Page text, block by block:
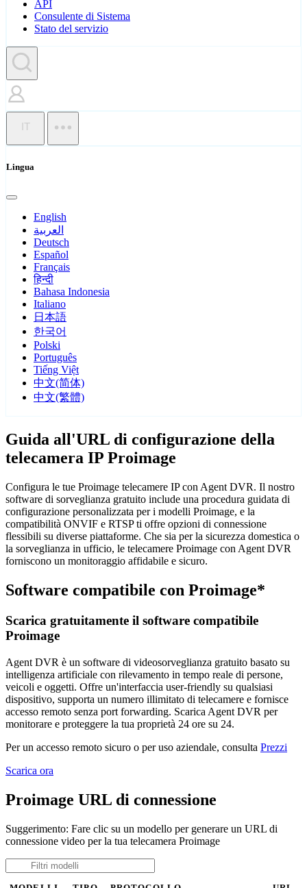
API
Consulente di Sistema
Stato del servizio
IT
Lingua
English
العربية
Deutsch
Español
Français
हिन्दी
Bahasa Indonesia
Italiano
日本語
한국어
Polski
Português
Tiếng Việt
中文(简体)
中文(繁體)
Guida all'URL di configurazione della
telecamera IP Proimage
Configura le tue Proimage telecamere IP con Agent DVR. Il nostro
software di sorveglianza gratuito include una procedura guidata di
configurazione personalizzata per i modelli Proimage, e la
compatibilità ONVIF e RTSP ti offre opzioni di connessione
flessibili su diverse piattaforme. Che sia per la sicurezza domestica o
la sorveglianza in ufficio, le telecamere Proimage con Agent DVR
forniscono un monitoraggio affidabile e sicuro.
Software compatibile con Proimage*
Scarica gratuitamente il software compatibile
Proimage
Agent DVR è un software di videosorveglianza gratuito basato su
intelligenza artificiale con rilevamento in tempo reale di persone,
veicoli e oggetti. Offre un'interfaccia user-friendly su qualsiasi
dispositivo, supporta un numero illimitato di telecamere e fornisce
accesso remoto senza port forwarding. Scarica Agent DVR per
monitorare e proteggere la tua proprietà 24 ore su 24.
Per un accesso remoto sicuro o per uso aziendale, consulta Prezzi
Scarica ora
Proimage URL di connessione
Suggerimento: Fare clic su un modello per generare un URL di
connessione video per la tua telecamera Proimage